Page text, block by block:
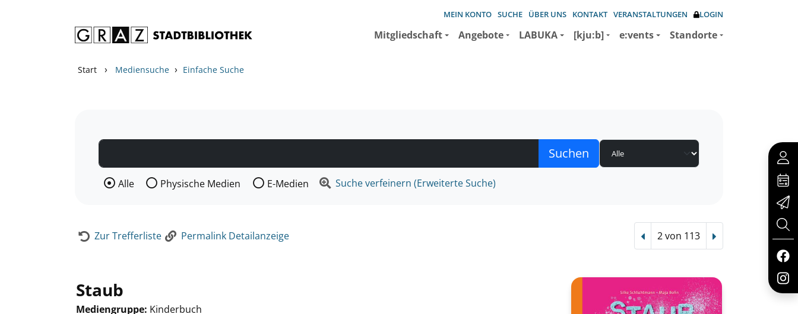
MEIN KONTO SUCHE ÜBER UNS KONTAKT VERANSTALTUNGEN LOGIN
Mitgliedschaft Angebote LABUKA [kju:b] e:vents Standorte
Start › Mediensuche › Einfache Suche
Wählen Sie die Medienart nach der Sie suchen wollen.
Alle Physische Medien E-Medien Suche verfeinern (Erweiterte Suche)
Zur Trefferliste Permalink Detailanzeige Vorheriger Treffer
2 von 113 Nächster Treffer
Staub
Mediengruppe: Kinderbuch